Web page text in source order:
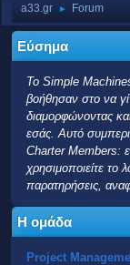
a33.gr ► Forum
Εύσημα
Το Simple
βοήθησαν στο να
διαμορφώνοντας
εσάς. Αυτό
Charter Members:
χρησιμοποιείτε το
παρατηρήσεις,
Η ομάδα
Project